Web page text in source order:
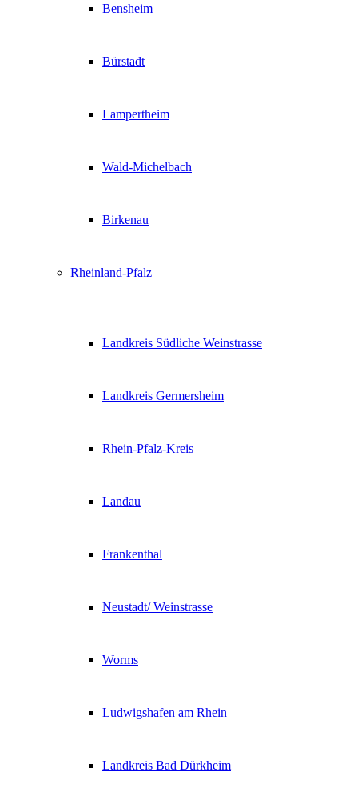
Bensheim
Bürstadt
Lampertheim
Wald-Michelbach
Birkenau
Rheinland-Pfalz
Landkreis Südliche Weinstrasse
Landkreis Germersheim
Rhein-Pfalz-Kreis
Landau
Frankenthal
Neustadt/ Weinstrasse
Worms
Ludwigshafen am Rhein
Landkreis Bad Dürkheim